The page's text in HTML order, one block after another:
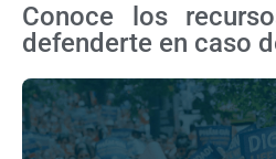
Conoce los
defenderte en caso